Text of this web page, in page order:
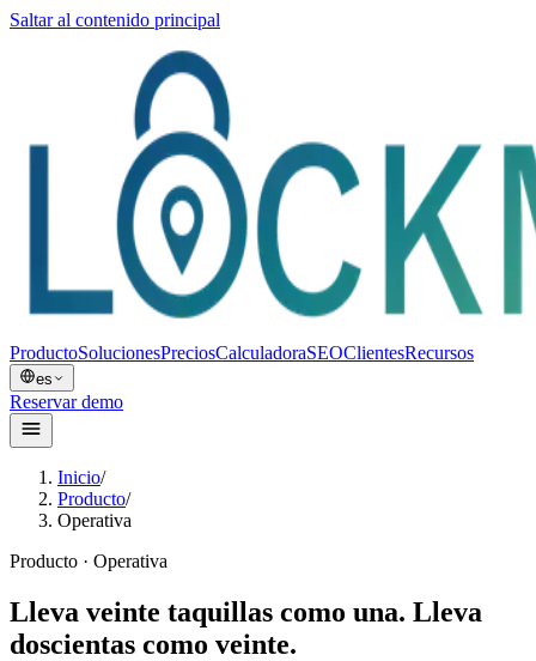
Saltar al contenido principal
ProductoSolucionesPreciosCalculadoraSEOClientesRecursos
es
Reservar demo
Inicio/
Producto/
Operativa
Producto · Operativa
Lleva veinte taquillas como una. Lleva
doscientas como veinte.